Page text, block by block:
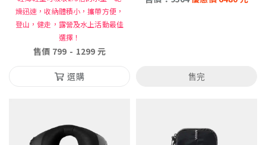
燥迅速，收納體積小，攜帶方便，
登山，健走，露營及水上活動最佳
選擇！
售價 799 - 1299 元
選購 售完